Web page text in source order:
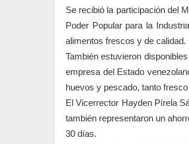
Se recibió la participación del
Poder Popular para la
alimentos frescos y de calidad.
También estuvieron
empresa del Estado
huevos y pescado, tanto
El Vicerrector Hayden Pírela
también representaron un
30 días.